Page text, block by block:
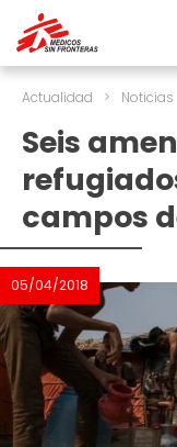
Actualidad > Noticias
Seis
campos
05/04/2018